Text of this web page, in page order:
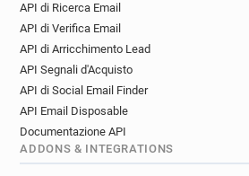
API di Ricerca Email
API di Verifica Email
API di Arricchimento Lead
API Segnali d'Acquisto
API di Social Email Finder
API Email Disposable
Documentazione API
ADDONS & INTEGRATIONS